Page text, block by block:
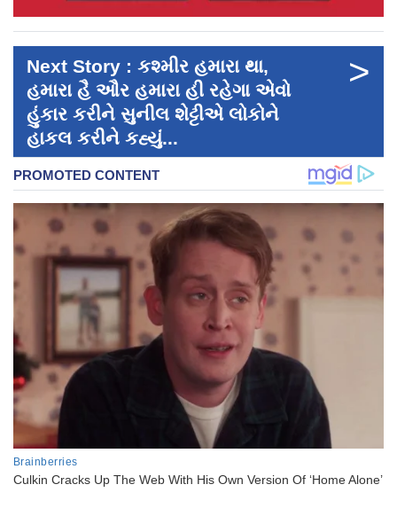
Next Story : કશ્મીર હમારા થા,
હમારા હૈ ઔર હમારા હી રહેગા એવો
હુંકાર કરીને સુનીલ શેટ્ટીએ લોકોને
હાકલ કરીને કહ્યું...
>